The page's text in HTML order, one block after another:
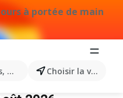
à portée de main
des catégories, des Choisir la ville